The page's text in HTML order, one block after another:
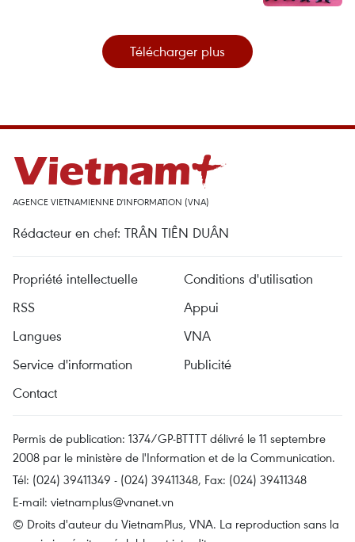
Télécharger plus
AGENCE VIETNAMIENNE D'INFORMATION (VNA)
Rédacteur en chef: TRÂN TIÊN DUÂN
Propriété intellectuelle
Conditions d'utilisation
RSS
Appui
Langues
VNA
Service d'information
Publicité
Contact
Permis de publication: 1374/GP-BTTTT délivré le 11 septembre
2008 par le ministère de l'Information et de la Communication.
Tél: (024) 39411349 - (024) 39411348, Fax: (024) 39411348
E-mail: vietnamplus@vnanet.vn
© Droits d'auteur du VietnamPlus, VNA. La reproduction sans la